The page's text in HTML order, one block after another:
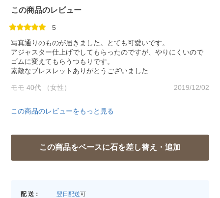
この商品のレビュー
5
写真通りのものが届きました。とても可愛いです。
アジャスター仕上げでしてもらったのですが、やりにくいので
ゴムに変えてもらうつもりです。
素敵なブレスレットありがとうございました
モモ 40代 （女性） 2019/12/02
この商品のレビューをもっと見る
配 送： 翌日配送可